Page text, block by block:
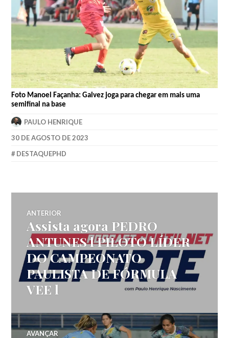
Foto Manoel Façanha: Galvez joga para chegar em mais uma
semifinal na base
PAULO HENRIQUE
30 DE AGOSTO DE 2023
DESTAQUEPHD
ANTERIOR
Assista agora PEDRO
ANTUNES l PILOTO LÍDER
DO CAMPEONATO
PAULISTA DE FÓRMULA
VEE l
AVANÇAR